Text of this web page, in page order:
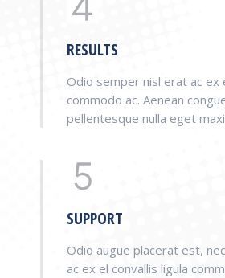
RESULTS
Odio semper nisl erat ac ex
commodo ac. Aenean
pellentesque nulla eget
SUPPORT
Odio augue placerat est,
ac ex el convallis ligula